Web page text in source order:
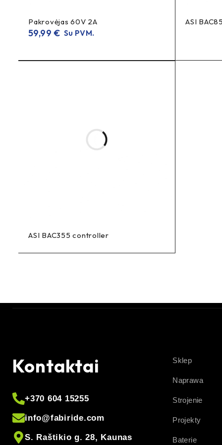
BMS (akumuliatoriaus valdymo sistema)
padeda
Pusiau įkraunamas per 1 valandą
Pakrovėjas 60V 2A
59,99€ Su PVM.
ASI
ASI BAC355 controller
Kontaktai
+370 604 15255
info@fabiride.com
S. Raštikio g. 28, Kaunas
Sklep
Naprawa
Strojenie
Projekty
Baterie